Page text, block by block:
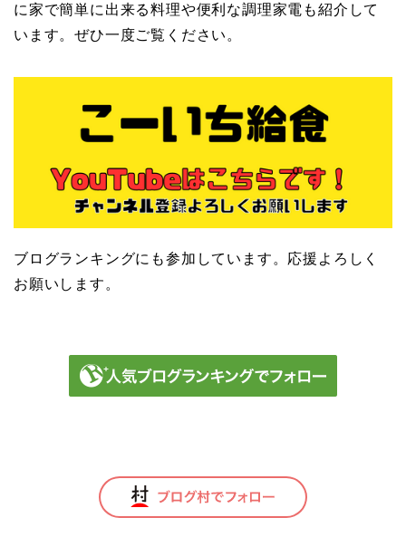
に家で簡単に出来る料理や便利な調理家電も紹介して
います。ぜひ一度ご覧ください。
ブログランキングにも参加しています。応援よろしく
お願いします。